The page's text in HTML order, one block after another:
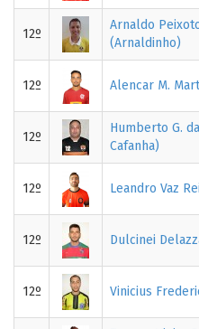
12º
Arnaldo
(Arnaldinho)
12º Alencar M.
12º
Humberto G.
Cafanha)
12º Leandro Vaz
12º Dulcinei
12º Vinicius